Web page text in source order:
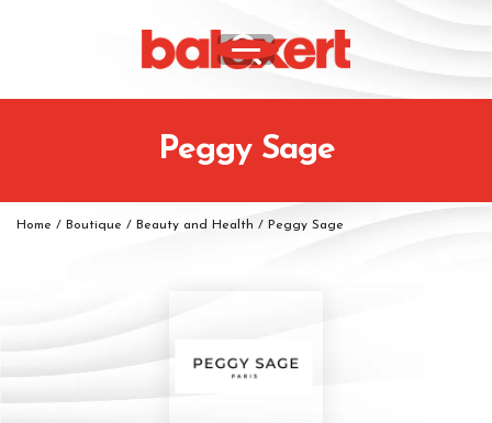
Peggy Sage
Home / Boutique / Beauty and Health / Peggy Sage